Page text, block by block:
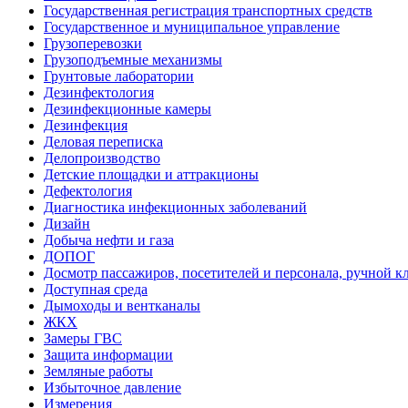
Государственная регистрация транспортных средств
Государственное и муниципальное управление
Грузоперевозки
Грузоподъемные механизмы
Грунтовые лаборатории
Дезинфектология
Дезинфекционные камеры
Дезинфекция
Деловая переписка
Делопроизводство
Детские площадки и аттракционы
Дефектология
Диагностика инфекционных заболеваний
Дизайн
Добыча нефти и газа
ДОПОГ
Досмотр пассажиров, посетителей и персонала, ручной
Доступная среда
Дымоходы и вентканалы
ЖКХ
Замеры ГВС
Защита информации
Земляные работы
Избыточное давление
Измерения